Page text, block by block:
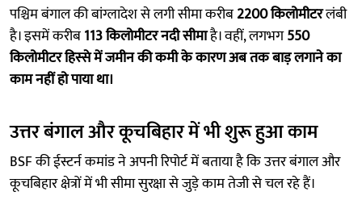
पश्चिम बंगाल की बांग्लादेश से लगी सीमा करीब2200 किलोमीटरलंबी
है। इसमें करीब113 किलोमीटर नदी सीमाहै। वहीं, लगभग550
किलोमीटर हिस्से में जमीन की कमी के कारण अब तक बाड़ लगाने का
काम नहीं हो पाया था।
उत्तर बंगाल और कूचबिहार में भी शुरू हुआ काम
BSF की ईस्टर्न कमांड ने अपनी रिपोर्ट में बताया है कि उत्तर बंगाल और
कूचबिहार क्षेत्रों में भी सीमा सुरक्षा से जुड़े काम तेजी से चल रहे हैं।